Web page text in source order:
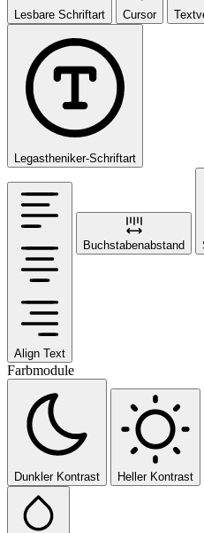
Lesbare Schriftart Cursor
Legastheniker-Schriftart
Align Text
Buchstabenabstand
Farbmodule
Dunkler Kontrast Heller Kontrast